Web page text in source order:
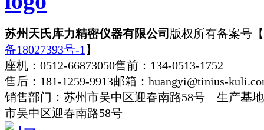
苏州天氏库力精密仪器有限公司 版权所有备案号【
备18027393号-1 】
座机：0512-66873050售前：134-0513-1752
售后：181-1259-9913邮箱：huangyi@tinius-
销售部门：苏州市吴中区迎春南路58号 生产基
市吴中区迎春南路58号